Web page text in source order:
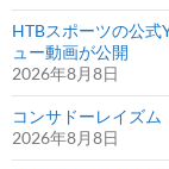
HTBスポーツの公式
ュー動画が公開
2026年8月8日
コンサドーレイズム
2026年8月8日